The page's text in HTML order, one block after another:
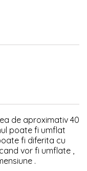
de aproximativ 40
poate fi umflat
fi diferita cu
vor fi umflate ,
.